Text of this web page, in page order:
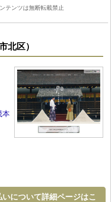
テンツは無断転載禁止
北区）
本
いについて詳細ページはこ